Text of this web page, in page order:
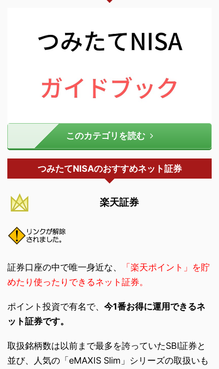
このカテゴリを読む
つみたてNISAのおすすめネット証券
楽天証券
証券口座の中で唯一身近な、
「楽天ポイント」を貯
めたり使ったりできるネット証券。
ポイント投資で有名で、 今1番お得に運用できるネ
ット証券です。
取扱銘柄数は以前まで最多を誇っていたSBI証券と
並び、人気の「eMAXIS Slim」シリーズの取扱いも